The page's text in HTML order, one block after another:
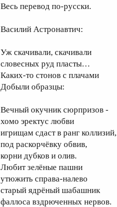
Весь перевод по-русски.
Василий Астронавтич:
Уж скачивали, скачивали
словесных руд пласты…
Каких-то стонов с плачами
Добыли образцы:
Вечный окучник сюрпризов -
хомо эректус любви
игрищам сдаст в ранг коллизий,
под раскорчёвку обвив,
корни дубков и олив.
Любит зелёные пашни
утюжить справа-налево
старый ядрёный шабашник
фаллоса вздрюченных нервов.